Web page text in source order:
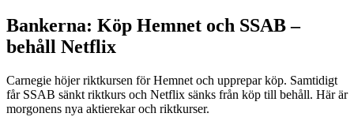
Bankerna: Köp Hemnet och SSAB –
behåll Netflix
Carnegie höjer riktkursen för Hemnet och upprepar köp. Samtidigt
får SSAB sänkt riktkurs och Netflix sänks från köp till behåll. Här är
morgonens nya aktierekar och riktkurser.